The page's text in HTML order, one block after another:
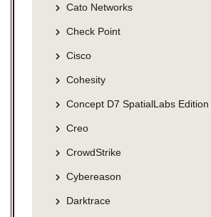
Cato Networks
Check Point
Cisco
Cohesity
Concept D7 SpatialLabs Edition
Creo
CrowdStrike
Cybereason
Darktrace